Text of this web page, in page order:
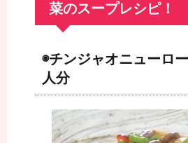
菜のスープレシピ！
◉チンジャオニュー
人分